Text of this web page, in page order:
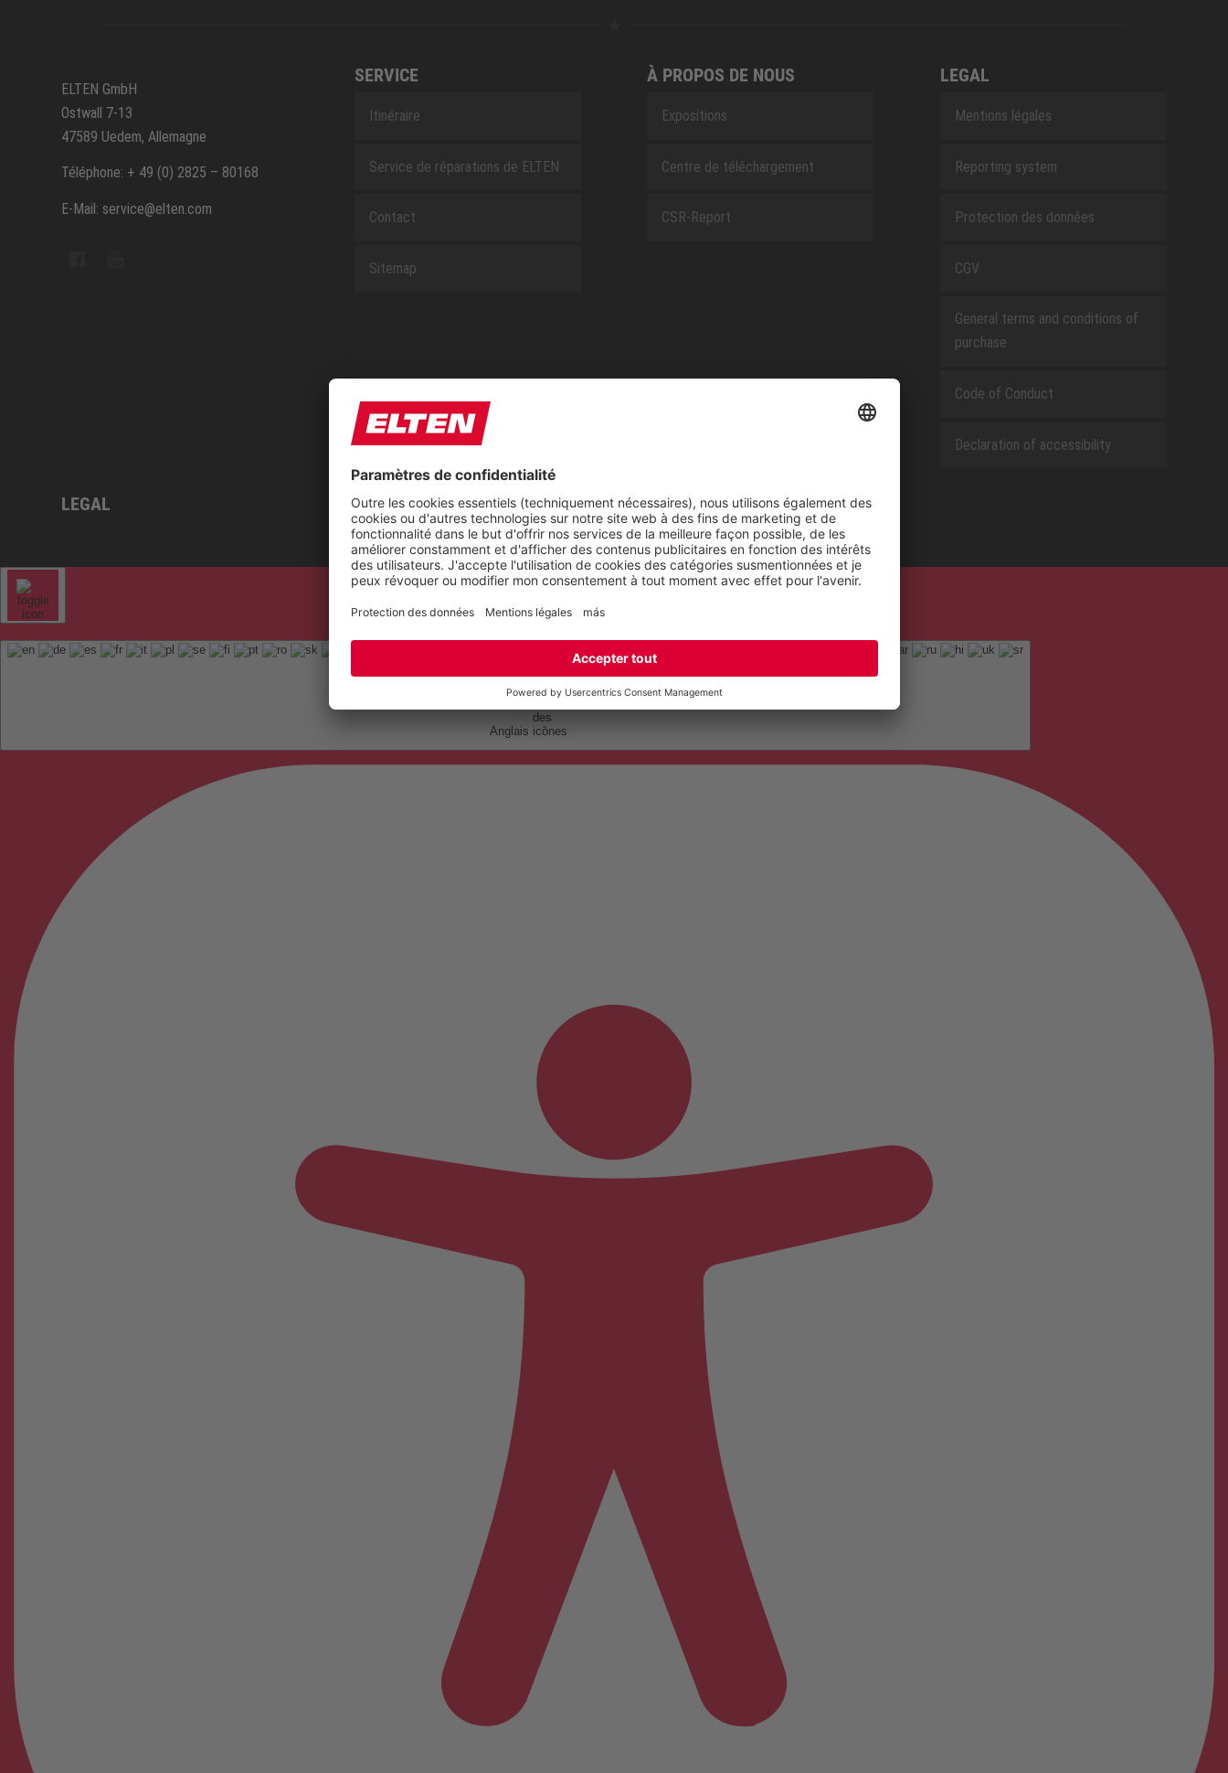
ELTEN GmbH
Ostwall 7-13
47589 Uedem, Allemagne
Téléphone: + 49 (0) 2825 – 80168
E-Mail: service@elten.com
SERVICE
Itinéraire
Service de réparations de ELTEN
Contact
Sitemap
À PROPOS DE NOUS
Expositions
Centre de téléchargement
CSR-Report
LEGAL
Mentions légales
Reporting system
Protection des données
CGV
General terms and conditions of
purchase
Code of Conduct
Declaration of accessibility
LEGAL
Anglais